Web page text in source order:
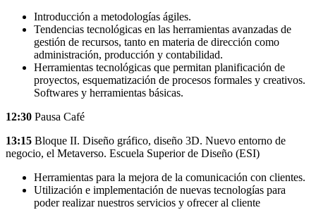
Introducción a metodologías ágiles.
Tendencias tecnológicas en las herramientas avanzadas de
gestión de recursos, tanto en materia de dirección como
administración, producción y contabilidad.
Herramientas tecnológicas que permitan planificación de
proyectos, esquematización de procesos formales y creativos.
Softwares y herramientas básicas.
12:30 Pausa Café
13:15 Bloque II. Diseño gráfico, diseño 3D. Nuevo entorno de
negocio, el Metaverso. Escuela Superior de Diseño (ESI)
Herramientas para la mejora de la comunicación con clientes.
Utilización e implementación de nuevas tecnologías para
poder realizar nuestros servicios y ofrecer al cliente